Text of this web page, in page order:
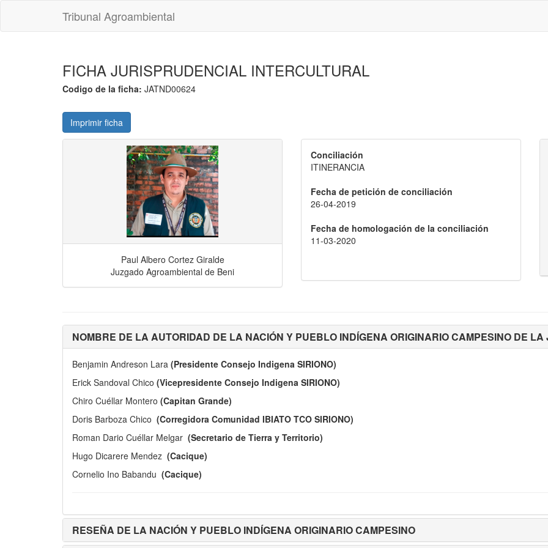
Tribunal Agroambiental
FICHA JURISPRUDENCIAL INTERCULTURAL
Codigo de la ficha: JATND00624
Imprimir ficha
Paul Albero Cortez Giralde
Juzgado Agroambiental de Beni
Conciliación
ITINERANCIA
Fecha de petición de conciliación
26-04-2019
Fecha de homologación de la conciliación
11-03-2020
NOMBRE DE LA AUTORIDAD DE LA NACIÓN Y PUEBLO INDÍGENA ORIGINARIO CAMPESINO DE LA
Benjamin Andreson Lara (Presidente Consejo Indigena SIRIONO)
Erick Sandoval Chico (Vicepresidente Consejo Indigena SIRIONO)
Chiro Cuéllar Montero (Capitan Grande)
Doris Barboza Chico (Corregidora Comunidad IBIATO TCO SIRIONO)
Roman Dario Cuéllar Melgar (Secretario de Tierra y Territorio)
Hugo Dicarere Mendez (Cacique)
Cornelio Ino Babandu (Cacique)
RESEÑA DE LA NACIÓN Y PUEBLO INDÍGENA ORIGINARIO CAMPESINO